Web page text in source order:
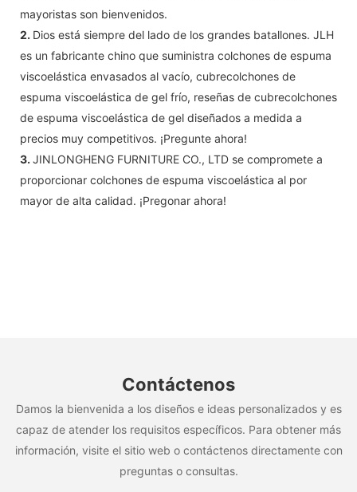
mayoristas son bienvenidos.
2. Dios está siempre del lado de los grandes batallones. JLH
es un fabricante chino que suministra colchones de espuma
viscoelástica envasados ​​al vacío, cubrecolchones de
espuma viscoelástica de gel frío, reseñas de cubrecolchones
de espuma viscoelástica de gel diseñados a medida a
precios muy competitivos. ¡Pregunte ahora!
3. JINLONGHENG FURNITURE CO., LTD se compromete a
proporcionar colchones de espuma viscoelástica al por
mayor de alta calidad. ¡Pregonar ahora!
Contáctenos
Damos la bienvenida a los diseños e ideas personalizados y es
capaz de atender los requisitos específicos. Para obtener más
información, visite el sitio web o contáctenos directamente con
preguntas o consultas.